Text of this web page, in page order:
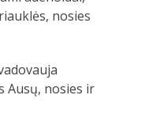
nosies
Ausų, nosies ir